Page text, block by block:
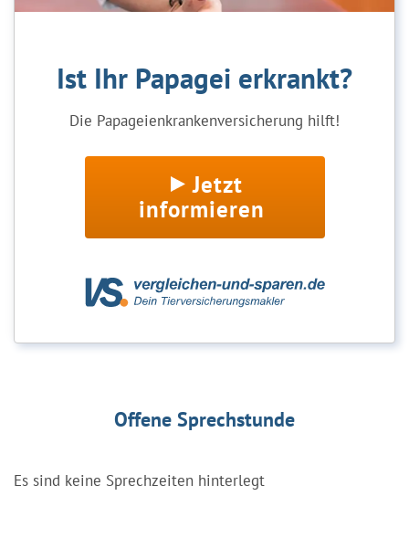
Ist Ihr Papagei erkrankt?
Die Papageienkrankenversicherung hilft!
Jetzt
informieren
Offene Sprechstunde
Es sind keine Sprechzeiten hinterlegt